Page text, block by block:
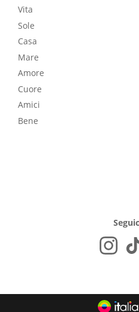
Vita
Sole
Casa
Mare
Amore
Cuore
Amici
Bene